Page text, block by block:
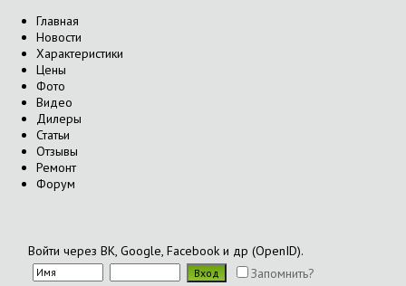
Главная
Новости
Характеристики
Цены
Фото
Видео
Дилеры
Статьи
Отзывы
Ремонт
Форум
Войти через ВК, Google, Facebook и др (OpenID).
Запомнить?